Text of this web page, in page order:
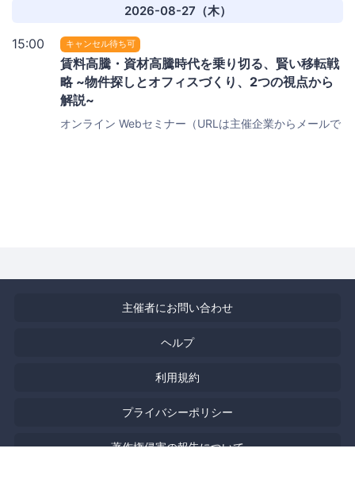
2026-08-27（木）
15:00 キャンセル待ち可
賃料高騰・資材高騰時代を乗り切る、賢い移転戦
略 ~物件探しとオフィスづくり、2つの視点から
解説~
オンライン Webセミナー（URLは主催企業からメールで
主催者にお問い合わせ
ヘルプ
利用規約
プライバシーポリシー
著作権侵害の報告について